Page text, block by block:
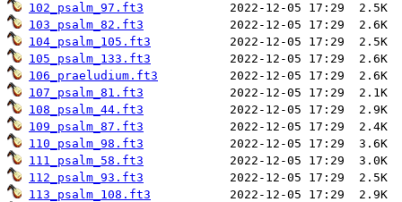
102_psalm_97.ft3
103_psalm_82.ft3
104_psalm_105.ft3
105_psalm_133.ft3
106_praeludium.ft3
107_psalm_81.ft3
108_psalm_44.ft3
109_psalm_87.ft3
110_psalm_98.ft3
111_psalm_58.ft3
112_psalm_93.ft3
113_psalm_108.ft3